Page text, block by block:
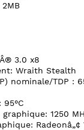
3.0 x8
Wraith Stealth
nominale/TDP :
95°C
1250
Radeonâ„¢